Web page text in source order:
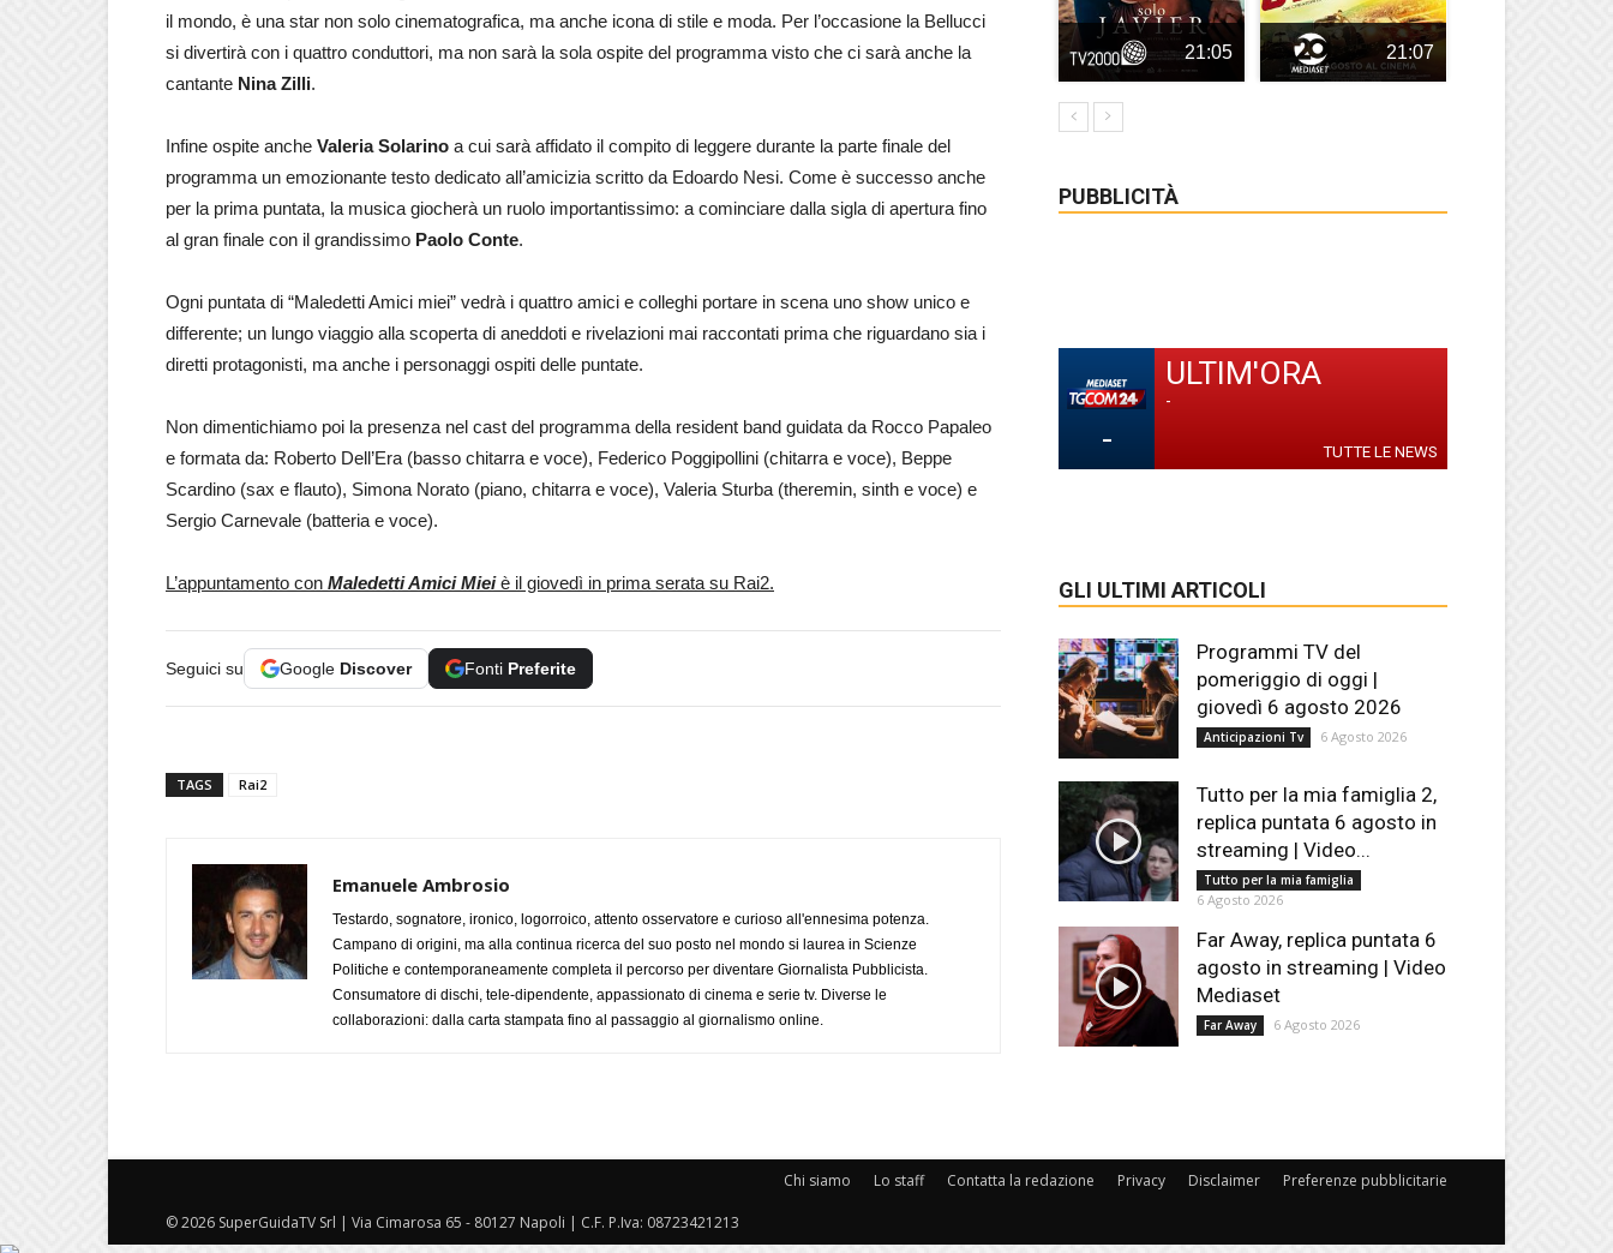
il mondo, è una star non solo cinematografica, ma anche icona di stile e moda. Per l’occasione la Bellucci
si divertirà con i quattro conduttori, ma non sarà la sola ospite del programma visto che ci sarà anche la
cantante Nina Zilli.
Infine ospite anche Valeria Solarino a cui sarà affidato il compito di leggere durante la parte finale del
programma un emozionante testo dedicato all’amicizia scritto da Edoardo Nesi. Come è successo anche
per la prima puntata, la musica giocherà un ruolo importantissimo: a cominciare dalla sigla di apertura fino
al gran finale con il grandissimo Paolo Conte.
Ogni puntata di “Maledetti Amici miei” vedrà i quattro amici e colleghi portare in scena uno show unico e
differente; un lungo viaggio alla scoperta di aneddoti e rivelazioni mai raccontati prima che riguardano sia i
diretti protagonisti, ma anche i personaggi ospiti delle puntate.
Non dimentichiamo poi la presenza nel cast del programma della resident band guidata da Rocco Papaleo
e formata da: Roberto Dell’Era (basso chitarra e voce), Federico Poggipollini (chitarra e voce), Beppe
Scardino (sax e flauto), Simona Norato (piano, chitarra e voce), Valeria Sturba (theremin, sinth e voce) e
Sergio Carnevale (batteria e voce).
L’appuntamento con Maledetti Amici Mieiè il giovedì in prima serata su Rai2.
Seguici su Google Discover Fonti Preferite
TAGS Rai2
Emanuele Ambrosio
Testardo, sognatore, ironico, logorroico, attento osservatore e curioso all'ennesima potenza.
Campano di origini, ma alla continua ricerca del suo posto nel mondo si laurea in Scienze
Politiche e contemporaneamente completa il percorso per diventare Giornalista Pubblicista.
Consumatore di dischi, tele-dipendente, appassionato di cinema e serie tv. Diverse le
collaborazioni: dalla carta stampata fino al passaggio al giornalismo online.
21:05 21:07
PUBBLICITÀ
-
ULTIM'ORA
-
TUTTE LE NEWS
GLI ULTIMI ARTICOLI
Programmi TV del
pomeriggio di oggi |
giovedì 6 agosto 2026
Anticipazioni Tv 6 Agosto 2026
Tutto per la mia famiglia 2,
replica puntata 6 agosto in
streaming | Video...
Tutto per la mia famiglia
6 Agosto 2026
Far Away, replica puntata 6
agosto in streaming | Video
Mediaset
Far Away 6 Agosto 2026
Chi siamo Lo staff Contatta la redazione Privacy Disclaimer Preferenze pubblicitarie
© 2026 SuperGuidaTV Srl | Via Cimarosa 65 - 80127 Napoli | C.F. P.Iva: 08723421213